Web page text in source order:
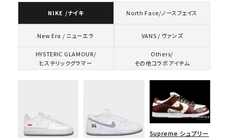
NIKE /ナイキ North Face/ノースフェイス
New Era / ニューエラ VANS / ヴァンズ
HYSTERIC GLAMOUR/
ヒステリックグラマー
Others/
その他コラボアイテム
Supreme シュプリー